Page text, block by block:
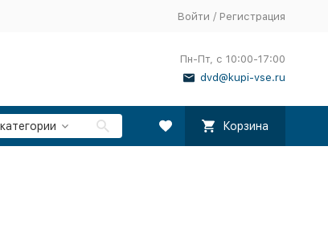
Войти / Регистрация
Пн-Пт, с 10:00-17:00
dvd@kupi-vse.ru
Корзина